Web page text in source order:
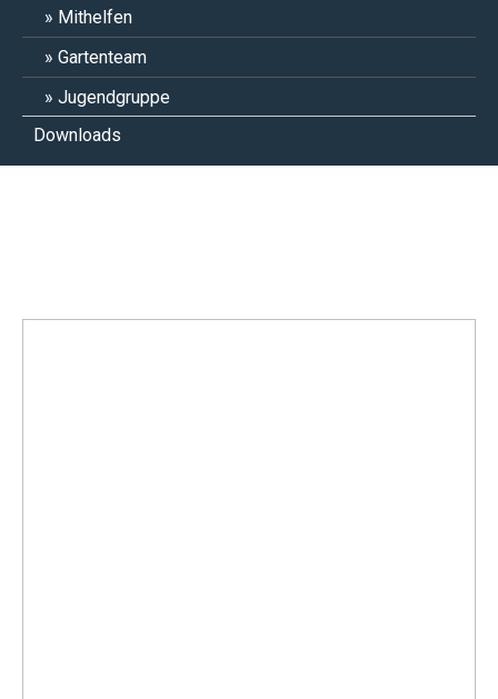
Mithelfen
Gartenteam
Jugendgruppe
Downloads